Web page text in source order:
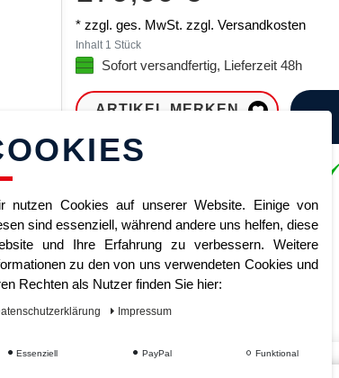
* zzgl. ges. MwSt. zzgl. Versandkosten
Inhalt 1 Stück
Sofort versandfertig, Lieferzeit 48h
ARTIKEL MERKEN
nutzen Cookies auf unserer Website. Einige von
sind essenziell, während andere uns helfen, diese
und Ihre Erfahrung zu verbessern. Weitere
zu den von uns verwendeten Cookies und
Rechten als Nutzer finden Sie hier:
Impressum
Essenziell PayPal Funktional